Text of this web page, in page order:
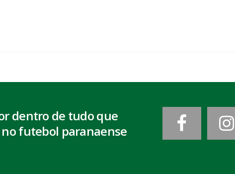
dentro de tudo que
futebol paranaense